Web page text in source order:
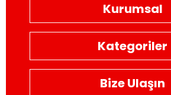
Kurumsal
Kategoriler
Bize Ulaşın